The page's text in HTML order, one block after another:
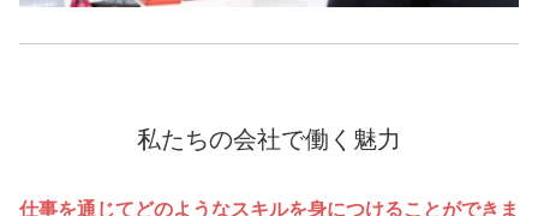
私たちの会社で働く魅力
仕事を通じてどのようなスキルを身につけることができま